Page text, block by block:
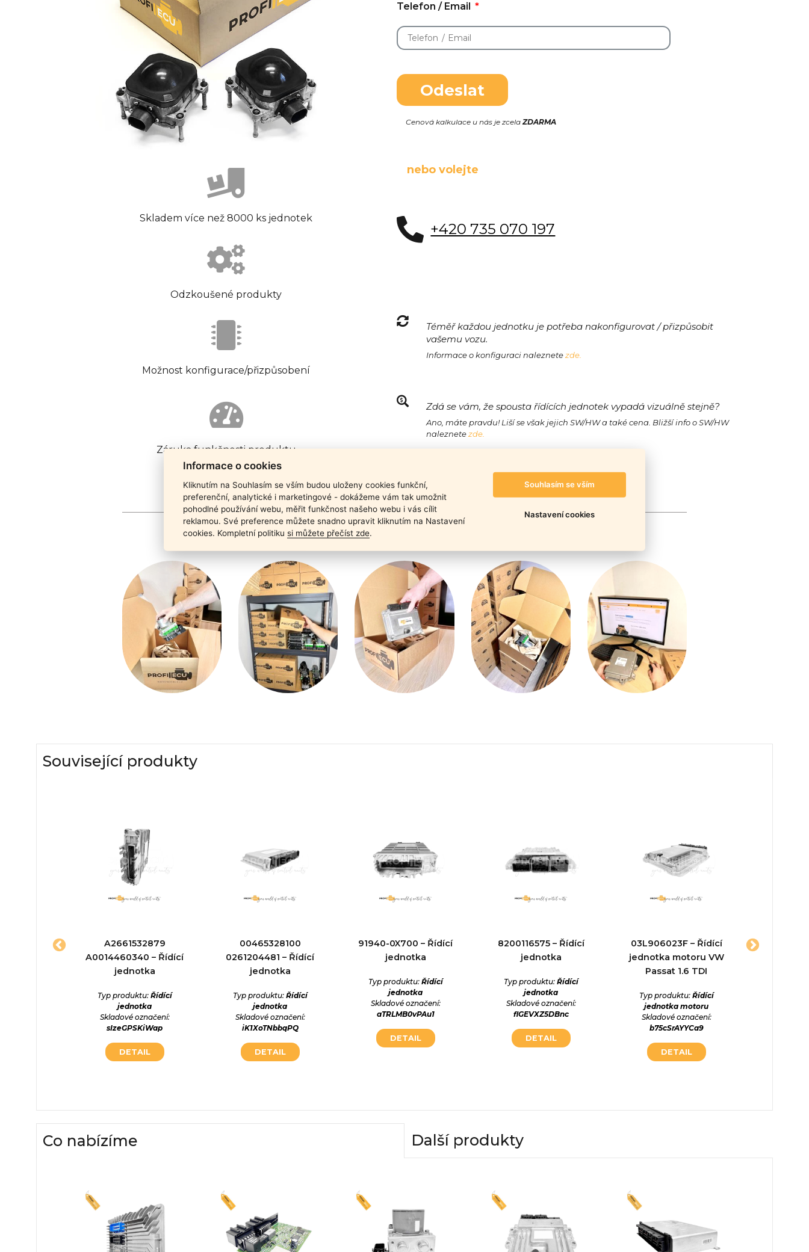
Skladem více než 8000 ks jednotek
Odzkoušené produkty
Možnost konfigurace/přizpůsobení
Záruka funkčnosti produktu
Telefon / Email
Odeslat
Cenová kalkulace u nás je zcelaZDARMA
nebo volejte
+420 735 070 197
Téměř každou jednotku je potřeba nakonfigurovat / přizpůsobit
vašemu vozu.
Informace o konfiguraci naleznetezde.
Zdá se vám, že spousta řídících jednotek vypadá vizuálně stejně?
Ano, máte pravdu! Liší se však jejich SW/HW a také cena. Bližší info o SW/HW
naleznetezde.
Související produkty
A2661532879
A0014460340 – Řídící
jednotka
Typ produktu: Řídící
jednotka
Skladové označení:
sIzeGPSKiWap
DETAIL
00465328100
0261204481 – Řídící
jednotka
Typ produktu: Řídící
jednotka
Skladové označení:
iK1XoTNbbqPQ
DETAIL
91940-0X700 – Řídící
jednotka
Typ produktu: Řídící
jednotka
Skladové označení:
aTRLMB0vPAu1
DETAIL
8200116575 – Řídící
jednotka
Typ produktu: Řídící
jednotka
Skladové označení:
flGEVXZ5DBnc
DETAIL
03L906023F – Řídící
jednotka motoru VW
Passat 1.6 TDI
Typ produktu: Řídící
jednotka motoru
Skladové označení:
b75cSrAYYCa9
DETAIL
Co nabízíme Další produkty
Informace o cookies
Kliknutím na Souhlasím se vším budou uloženy cookies funkční,
preferenční, analytické i marketingové - dokážeme vám tak umožnit
pohodlné používání webu, měřit funkčnost našeho webu i vás cílit
reklamou. Své preference můžete snadno upravit kliknutím na Nastavení
cookies. Kompletní politiku si můžete přečíst zde.
Souhlasím se vším
Nastavení cookies